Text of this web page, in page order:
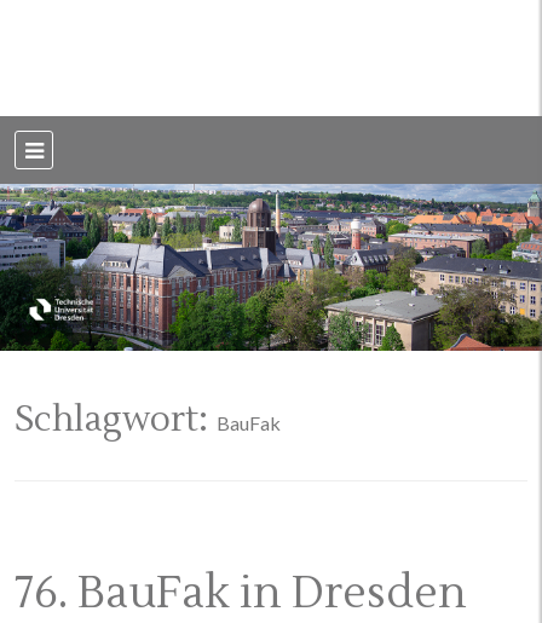
Dresden
Schlagwort: BauFak
76. BauFak in Dresden